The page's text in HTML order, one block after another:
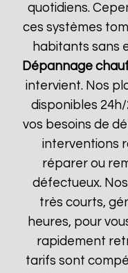
quotidiens.
ces systèmes
habitants sans
Dépannage
intervient. Nos
disponibles
vos besoins de
interventions
réparer ou
défectueux.
très courts,
heures, pour
rapidement
tarifs sont